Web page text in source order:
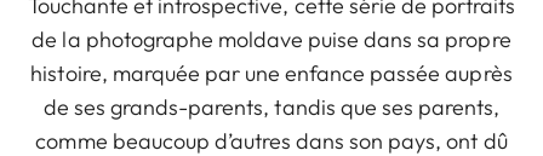
de la photographe moldave puise dans sa propre
histoire, marquée par une enfance passée auprès
de ses grands-parents, tandis que ses parents,
comme beaucoup d’autres dans son pays, ont dû